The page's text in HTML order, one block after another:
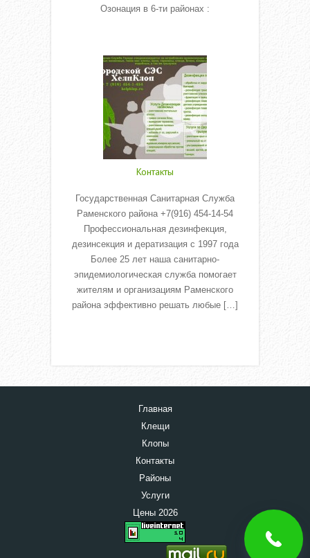
Озонация в 6-ти районах :
Контакты
Государственная Санитарная Служба
Раменского района +7(916) 454-14-54
Профессиональная дезинфекция,
дезинсекция и дератизация с 1997 года
Более 25 лет наша санитарно-
эпидемиологическая служба помогает
жителям и организациям Раменского
района эффективно решать любые […]
Главная
Клещи
Клопы
Контакты
Районы
Услуги
Цены 2026